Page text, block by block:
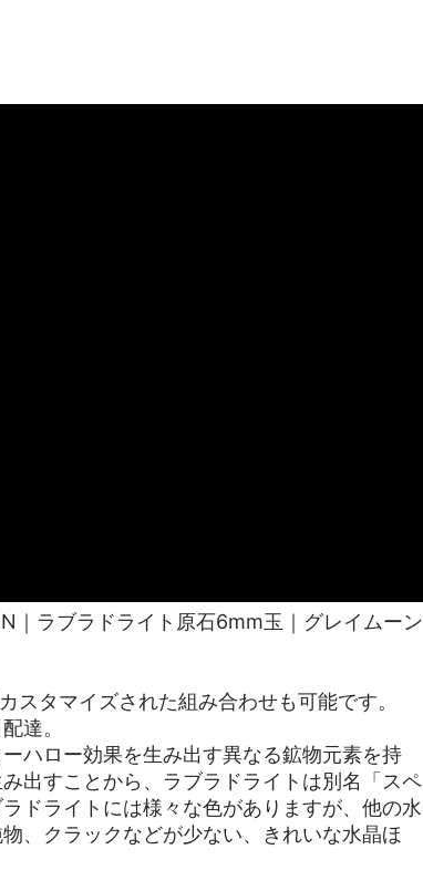
｜ラブラドライト原石6mm玉｜グレイムーン
タマイズされた組み合わせも可能です。
達。
ハロー効果を生み出す異なる鉱物元素を持
出すことから、ラブラドライトは別名「スペ
ドライトには様々な色がありますが、他の水
、クラックなどが少ない、きれいな水晶ほ